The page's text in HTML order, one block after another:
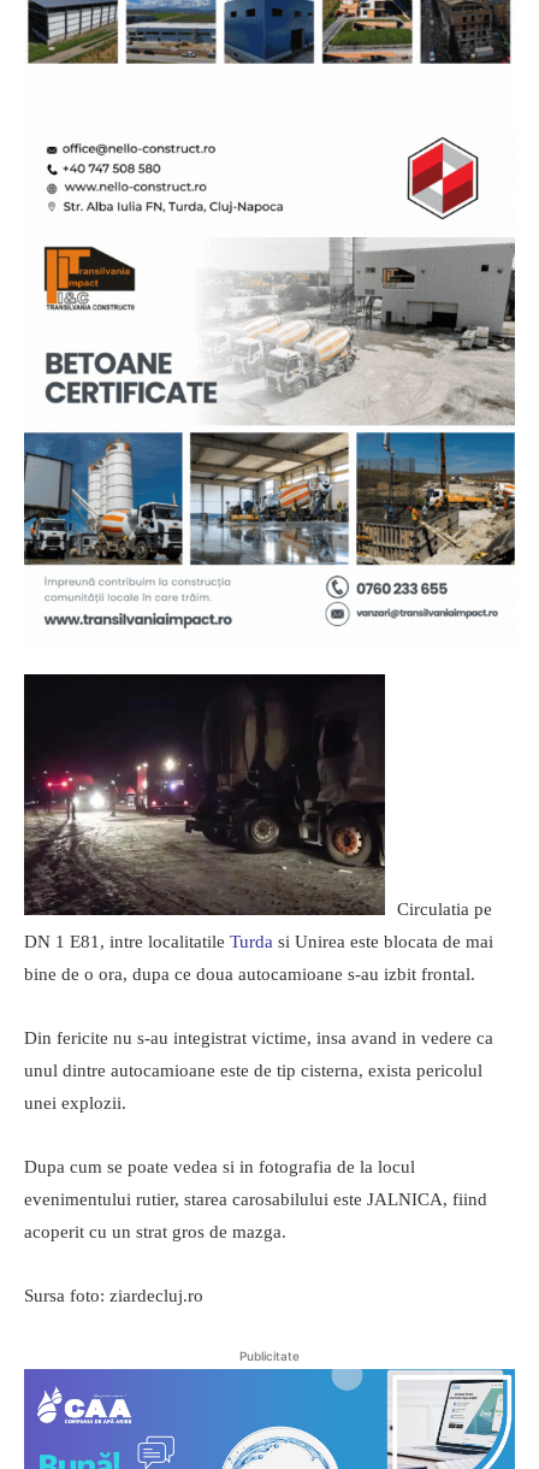
Circulatia pe
DN 1 E81, intre localitatile Turda si Unirea este blocata de mai
bine de o ora, dupa ce doua autocamioane s-au izbit frontal.
Din fericite nu s-au integistrat victime, insa avand in vedere ca
unul dintre autocamioane este de tip cisterna, exista pericolul
unei explozii.
Dupa cum se poate vedea si in fotografia de la locul
evenimentului rutier, starea carosabilului este JALNICA, fiind
acoperit cu un strat gros de mazga.
Sursa foto: ziardecluj.ro
Publicitate